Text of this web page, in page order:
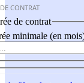
CONTRAT
de contrat
minimale (en